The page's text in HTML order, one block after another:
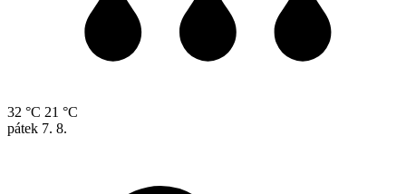
32 °C 21 °C
pátek 7. 8.